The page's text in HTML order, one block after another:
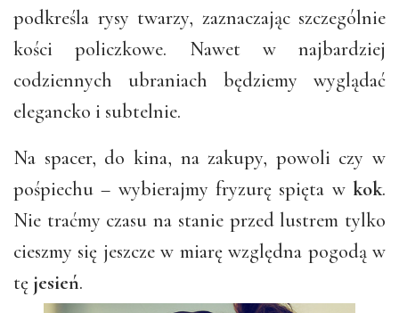
podkreśla rysy twarzy, zaznaczając szczególnie
kości policzkowe. Nawet w najbardziej
codziennych ubraniach będziemy wyglądać
elegancko i subtelnie.
Na spacer, do kina, na zakupy, powoli czy w
pośpiechu – wybierajmy fryzurę spięta w kok.
Nie traćmy czasu na stanie przed lustrem tylko
cieszmy się jeszcze w miarę względna pogodą w
tę jesień.